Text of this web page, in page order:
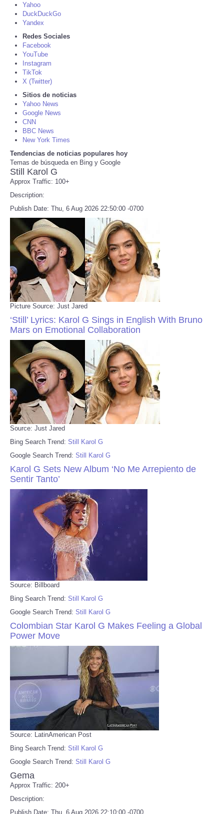
CARTOONS
CONTACT
SEARCH
Daily Deals
RobinsPost Store
Refund Policy
Yahoo
DuckDuckGo
Yandex
Redes Sociales
Facebook
YouTube
Instagram
TikTok
X (Twitter)
Sitios de noticias
Yahoo News
Google News
CNN
BBC News
New York Times
Tendencias de noticias populares hoy
Temas de búsqueda en Bing y Google
Still Karol G
Approx Traffic: 100+
Description:
Publish Date: Thu, 6 Aug 2026 22:50:00 -0700
Picture Source: Just Jared
‘Still’ Lyrics: Karol G Sings in English With Bruno
Mars on Emotional Collaboration
Source: Just Jared
Bing Search Trend: Still Karol G
Google Search Trend: Still Karol G
Karol G Sets New Album ‘No Me Arrepiento de
Sentir Tanto’
Source: Billboard
Bing Search Trend: Still Karol G
Google Search Trend: Still Karol G
Colombian Star Karol G Makes Feeling a Global
Power Move
Source: LatinAmerican Post
Bing Search Trend: Still Karol G
Google Search Trend: Still Karol G
Gema
Approx Traffic: 200+
Description:
Publish Date: Thu, 6 Aug 2026 22:10:00 -0700